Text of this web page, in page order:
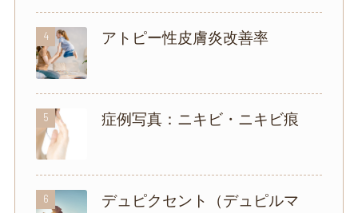
4 アトピー性皮膚炎改善率
5 症例写真：ニキビ・ニキビ痕
6
デュピクセント（デュピルマ